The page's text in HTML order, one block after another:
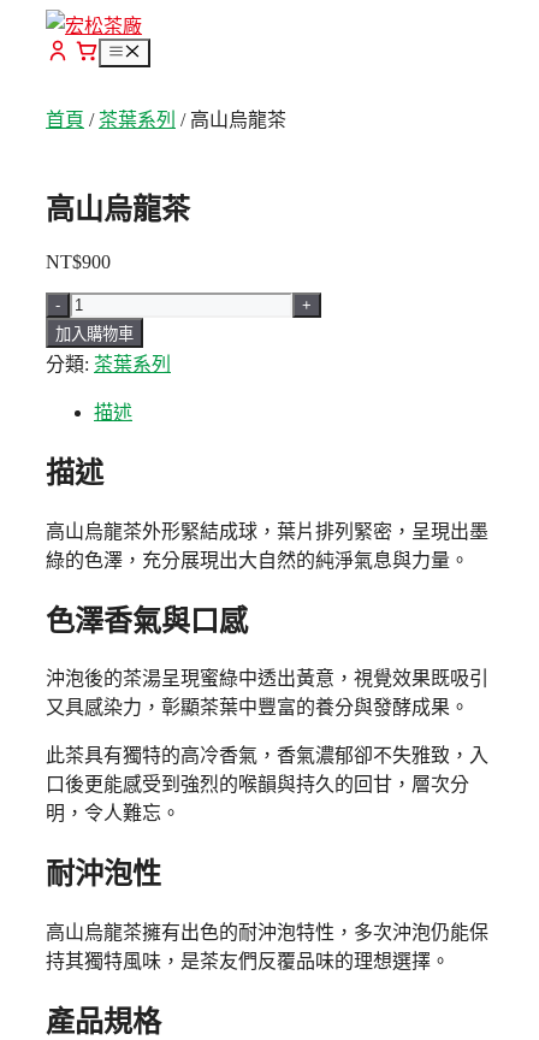
選
首頁 /茶葉系列 / 高山烏龍茶
高山烏龍茶
NT$900
高
山
烏
數
量
-
+
加入購物車
分類: 茶葉系列
描述
描述
高山烏龍茶外形緊結成球，葉片排列緊密，呈現出墨
綠的色澤，充分展現出大自然的純淨氣息與力量。
色澤香氣與口感
沖泡後的茶湯呈現蜜綠中透出黃意，視覺效果既吸引
又具感染力，彰顯茶葉中豐富的養分與發酵成果。
此茶具有獨特的高冷香氣，香氣濃郁卻不失雅致，入
口後更能感受到強烈的喉韻與持久的回甘，層次分
明，令人難忘。
耐沖泡性
高山烏龍茶擁有出色的耐沖泡特性，多次沖泡仍能保
持其獨特風味，是茶友們反覆品味的理想選擇。
產品規格